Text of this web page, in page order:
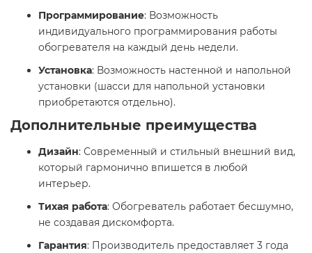
Программирование: Возможность
индивидуального программирования работы
обогревателя на каждый день недели.
Установка: Возможность настенной и напольной
установки (шасси для напольной установки
приобретаются отдельно). ​
Дополнительные преимущества
Дизайн: Современный и стильный внешний вид,
который гармонично впишется в любой
интерьер.
Тихая работа: Обогреватель работает бесшумно,
не создавая дискомфорта.
Гарантия: Производитель предоставляет 3 года